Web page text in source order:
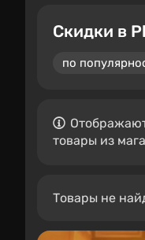
Скидки в
товары из
Товары не